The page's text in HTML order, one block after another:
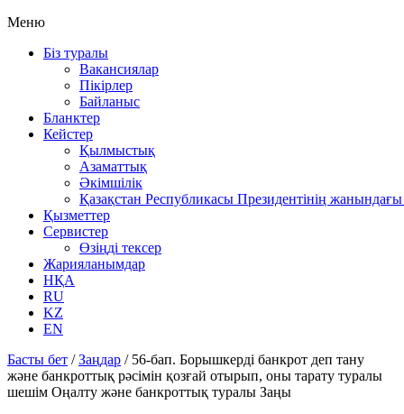
Меню
Біз туралы
Вакансиялар
Пікірлер
Байланыс
Бланктер
Кейстер
Қылмыстық
Азаматтық
Әкімшілік
Қазақстан Республикасы Президентінің
Қызметтер
Сервистер
Өзіңді тексер
Жарияланымдар
НҚА
RU
KZ
EN
Басты бет /Заңдар / 56-бап. Борышкердi банкрот деп тану
және банкроттық рәсімін қозғай отырып, оны тарату туралы
шешiм Оңалту және банкроттық туралы Заңы